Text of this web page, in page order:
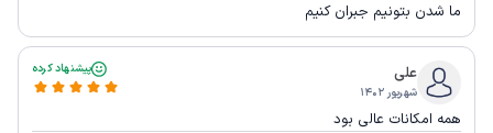
ما شدن بتونیم جبران کنیم
علی
شهریور ۱۴۰۲
پیشنهاد کرده
همه امکانات عالی بود